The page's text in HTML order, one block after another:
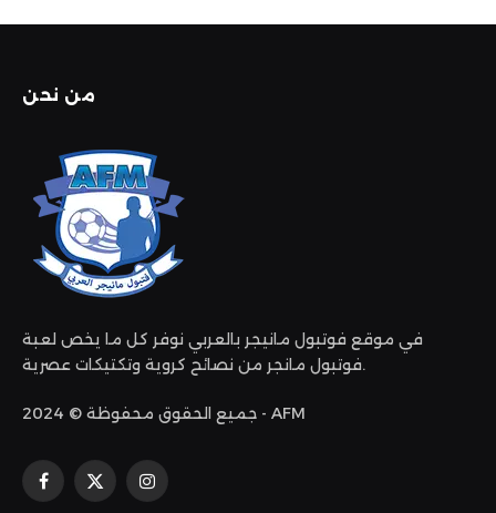
من نحن
في موقع فوتبول مانيجر بالعربي نوفر كل ما يخص لعبة
فوتبول مانجر من نصائح كروية وتكتيكات عصرية.
جميع الحقوق محفوظة © 2024 - AFM
فيسبوك
X
الانستغرام